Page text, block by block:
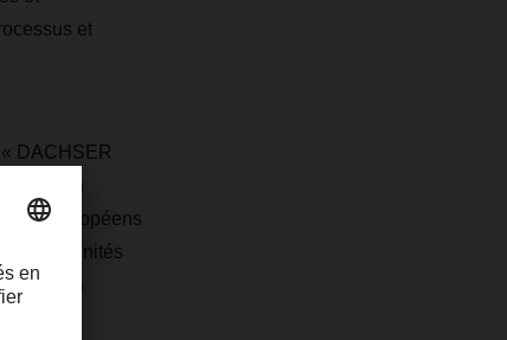
et
DACHSER
en
européens
opportunités
la